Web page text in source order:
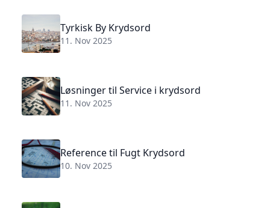
Tyrkisk By Krydsord
11. Nov 2025
Løsninger til Service i krydsord
11. Nov 2025
Reference til Fugt Krydsord
10. Nov 2025